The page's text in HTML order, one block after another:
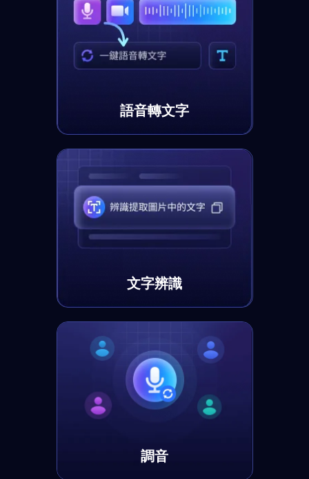
語音轉文字
文字辨識
調音